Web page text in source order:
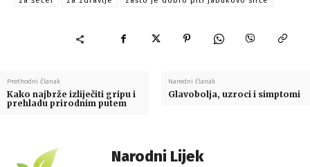
Prethodni članak
Kako najbrže izliječiti gripu i
prehladu prirodnim putem
Naredni članak
Glavobolja, uzroci i simptomi
Narodni Lijek